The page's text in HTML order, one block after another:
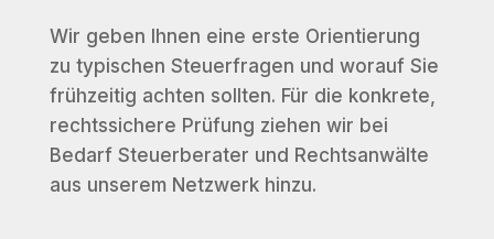
Wir geben Ihnen eine erste Orientierung
zu typischen Steuerfragen und worauf Sie
frühzeitig achten sollten. Für die konkrete,
rechtssichere Prüfung ziehen wir bei
Bedarf Steuerberater und Rechtsanwälte
aus unserem Netzwerk hinzu.